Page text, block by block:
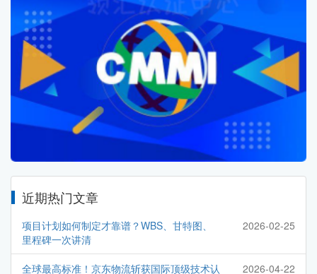
近期热门文章
项目计划如何制定才靠谱？WBS、甘特图、
里程碑一次讲清
2026-02-25
全球最高标准！京东物流斩获国际顶级技术认
2026-04-22